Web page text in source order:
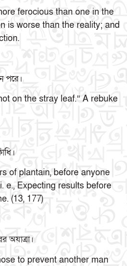
ferocious than one in the
is worse than the reality; and
পরে।
on the stray leaf.” A rebuke
of plantain, before anyone
e., Expecting results before
(13, 177)
অযাত্রা।
to prevent another man